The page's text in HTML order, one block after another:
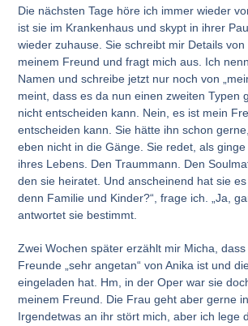
Die nächsten Tage höre ich immer wieder
ist sie im Krankenhaus und skypt in ihrer
wieder zuhause. Sie schreibt mir Details
meinem Freund und fragt mich aus. Ich
Namen und schreibe jetzt nur noch von
meint, dass es da nun einen zweiten Typen
nicht entscheiden kann. Nein, es ist mein
entscheiden kann. Sie hätte ihn schon
eben nicht in die Gänge. Sie redet, als
ihres Lebens. Den Traummann. Den
den sie heiratet. Und anscheinend hat sie es
denn Familie und Kinder?“, frage ich. „Ja,
antwortet sie bestimmt.
Zwei Wochen später erzählt mir Micha,
Freunde „sehr angetan“ von Anika ist und
eingeladen hat. Hm, in der Oper war sie
meinem Freund. Die Frau geht aber gerne
Irgendetwas an ihr stört mich, aber ich lege